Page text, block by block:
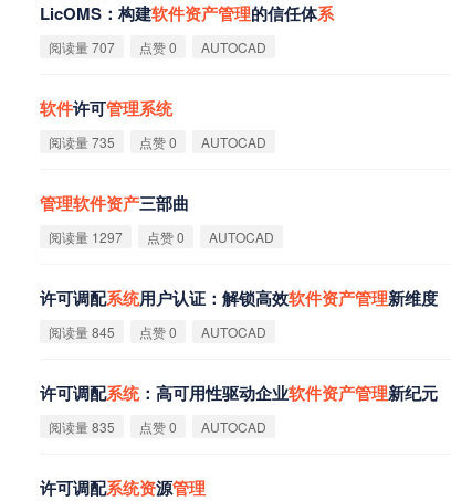
LicOMS：构建软件资产管理的信任体系
阅读量 707 点赞 0 AUTOCAD
软件许可管理系统
阅读量 735 点赞 0 AUTOCAD
管理软件资产三部曲
阅读量 1297 点赞 0 AUTOCAD
许可调配系统用户认证：解锁高效软件资产管理新维度
阅读量 845 点赞 0 AUTOCAD
许可调配系统：高可用性驱动企业软件资产管理新纪元
阅读量 835 点赞 0 AUTOCAD
许可调配系统资源管理